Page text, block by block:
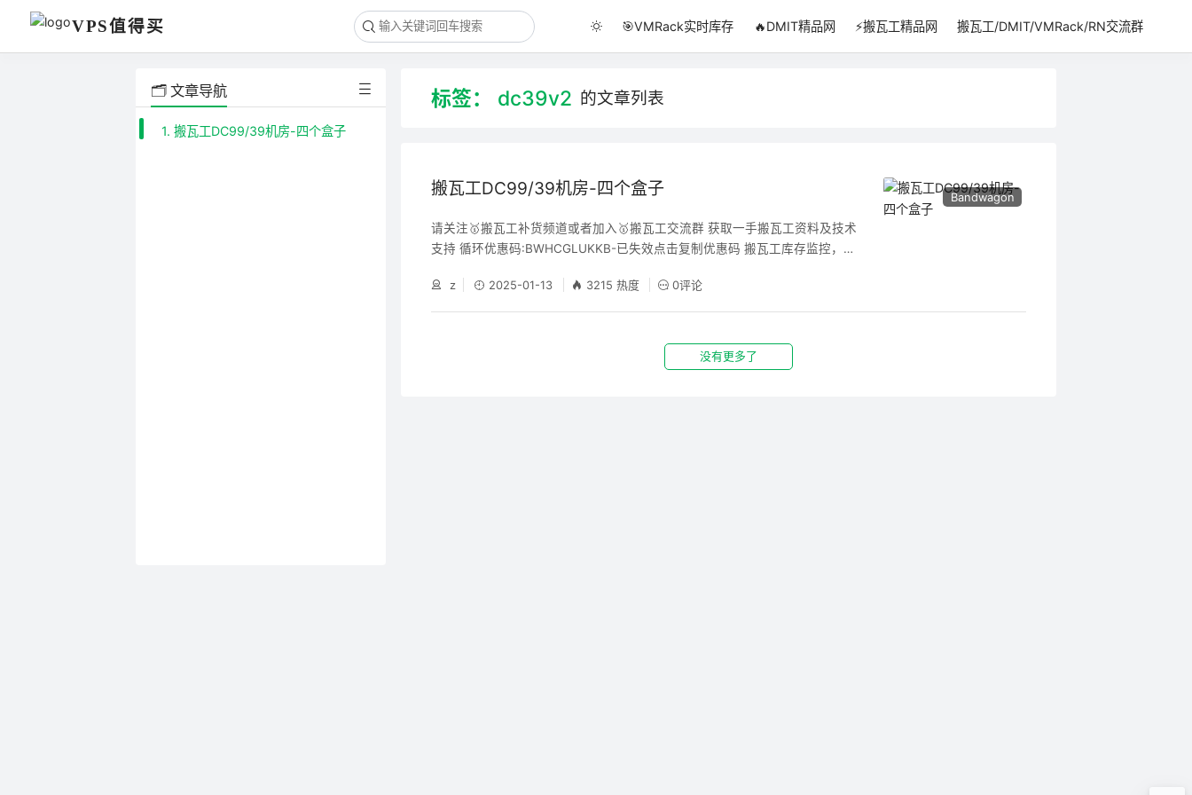
VPS值得买 🎯VMRack实时库存 🔥DMIT精品网 ⚡搬瓦工精品网 搬瓦工/DMIT/VMRack/RN交流群
🗂️ 文章导航
1. 搬瓦工DC99/39机房-四个盒子
标签： dc39v2 的文章列表
搬瓦工DC99/39机房-四个盒子
请关注🥇搬瓦工补货频道或者加入🥇搬瓦工交流群 获取一手搬瓦工资料及技术
支持 循环优惠码:BWHCGLUKKB-已失效点击复制优惠码 搬瓦工库存监控，机
列最新配上 IPv6 的机房，随后才会推广到其他机房和存量客户上。新加的 IPv
6 将使得搬瓦工产品更具有性价比（目前不是直连，后期会优化，直连中国大
Bandwagon
z 2025-01-13 3215 热度 0评论
没有更多了